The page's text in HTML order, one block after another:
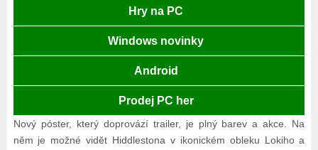
Hry na PC
Windows novinky
Android
Prodej PC her
Nový póster, který doprovází trailer, je plný barev a akce. Na
něm je možné vidět Hiddlestona v ikonickém obleku Lokiho a